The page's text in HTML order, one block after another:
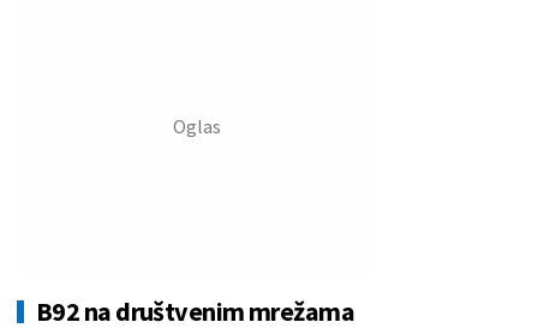
B92 na društvenim mrežama